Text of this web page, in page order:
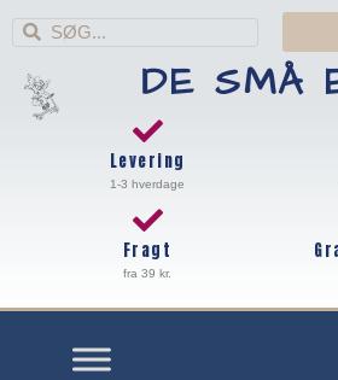
DE SMÅ
Levering
1-3 hverdage
Fragt
fra 39 kr.